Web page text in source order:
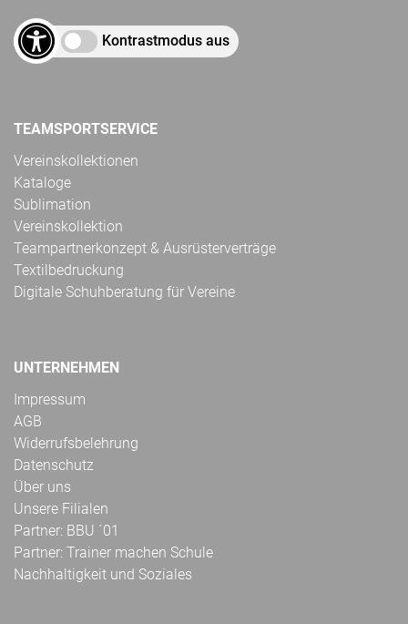
Kontrastmodus aus
TEAMSPORTSERVICE
Vereinskollektionen
Kataloge
Sublimation
Vereinskollektion
Teampartnerkonzept & Ausrüsterverträge
Textilbedruckung
Digitale Schuhberatung für Vereine
UNTERNEHMEN
Impressum
AGB
Widerrufsbelehrung
Datenschutz
Über uns
Unsere Filialen
Partner: BBU ´01
Partner: Trainer machen Schule
Nachhaltigkeit und Soziales